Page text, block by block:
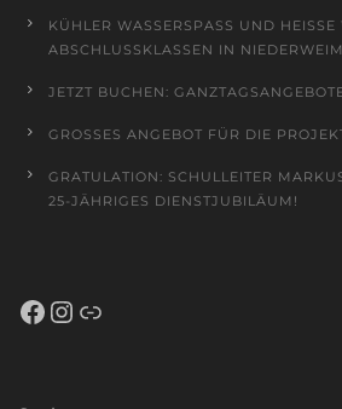
KÜHLER WASSERSPASS UND HEISSE
SCHLUSSKLASSEN IN
JETZT BUCHEN:
GROSSES ANGEBOT FÜR DIE
GRATULATION: SCHULLEITER
25-JÄHRIGES DIENSTJUBILÄUM!
Facebook
Instagram
Schulportal Hessen